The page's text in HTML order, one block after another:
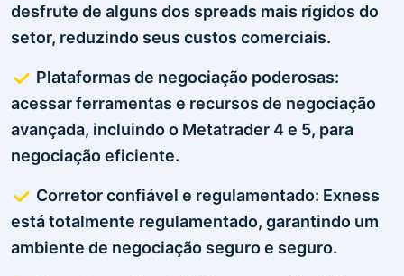
desfrute de alguns dos spreads mais rígidos do
setor, reduzindo seus custos comerciais.
Plataformas de negociação poderosas:
acessar ferramentas e recursos de negociação
avançada, incluindo o Metatrader 4 e 5, para
negociação eficiente.
Corretor confiável e regulamentado: Exness
está totalmente regulamentado, garantindo um
ambiente de negociação seguro e seguro.